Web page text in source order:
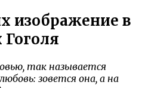
изображение в
Гоголя
так называется
зовется она, а на